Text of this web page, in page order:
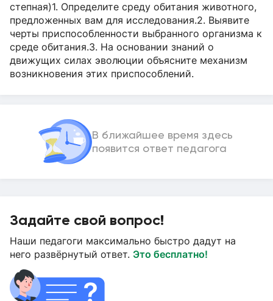
степная)1. Определите среду обитания животного,
предложенных вам для исследования.2. Выявите
черты приспособленности выбранного организма к
среде обитания.3. На основании знаний о
движущих силах эволюции объясните механизм
возникновения этих приспособлений.
В ближайшее время здесь
появится ответ педагога
Задайте свой вопрос!
Наши педагоги максимально быстро дадут на
него развёрнутый ответ. Это бесплатно!